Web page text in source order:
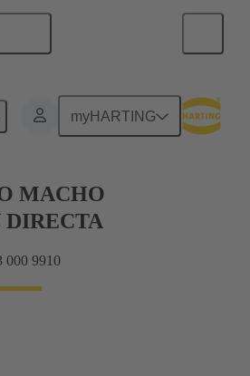
myHARTING
MACHO
000 9910